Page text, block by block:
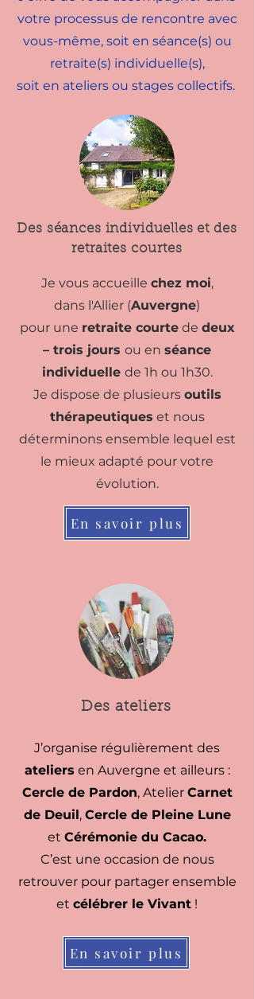
votre processus de rencontre avec
vous-même, soit en séance(s) ou
retraite(s) individuelle(s),
soit en ateliers ou stages collectifs.
Des séances individuelles et des
retraites courtes
Je vous accueille chez moi,
dans l'Allier (Auvergne)
pour une retraite courtede deux
– trois jours ou en séance
individuelle de 1h ou 1h30.
Je dispose de plusieurs outils
thérapeutiques et nous
déterminons ensemble lequel est
le mieux adapté pour votre
évolution.
En savoir plus
Des ateliers
J’organise régulièrement des
ateliers en Auvergne et ailleurs :
Cercle de Pardon, Atelier Carnet
de Deuil, Cercle de Pleine Lune
et Cérémonie du Cacao.
C’est une occasion de nous
retrouver pour partager ensemble
et célébrer le Vivant !
En savoir plus